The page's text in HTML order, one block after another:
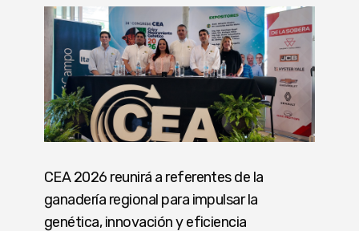
CEA 2026 reunirá a referentes de la
ganadería regional para impulsar la
genética, innovación y eficiencia